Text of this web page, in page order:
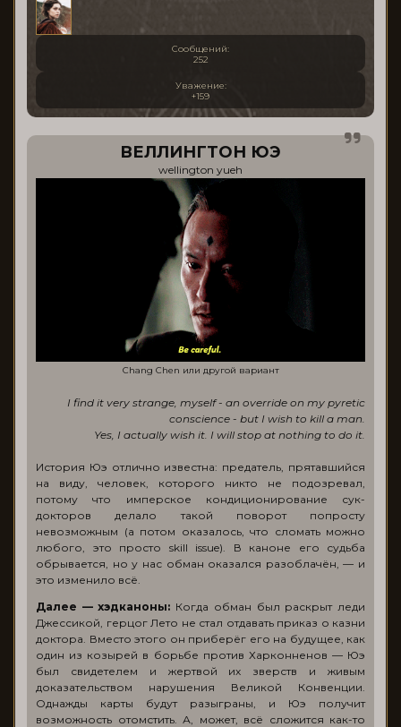
Сообщений:
252
Уважение:
+159
ВЕЛЛИНГТОН ЮЭ
wellington yueh
Chang Chen или другой вариант
I find it very strange, myself - an override on my pyretic
conscience - but I wish to kill a man.
Yes, I actually wish it. I will stop at nothing to do it.
История Юэ отлично известна: предатель, прятавшийся
на виду, человек, которого никто не подозревал,
потому что имперское кондиционирование сук-
докторов делало такой поворот попросту
невозможным (а потом оказалось, что сломать можно
любого, это просто skill issue). В каноне его судьба
обрывается, но у нас обман оказался разоблачён, — и
это изменило всё.
Далее — хэдканоны: Когда обман был раскрыт леди
Джессикой, герцог Лето не стал отдавать приказ о казни
доктора. Вместо этого он приберёг его на будущее, как
один из козырей в борьбе против Харконненов — Юэ
был свидетелем и жертвой их зверств и живым
доказательством нарушения Великой Конвенции.
Однажды карты будут разыграны, и Юэ получит
возможность отомстить. А, может, всё сложится как-то